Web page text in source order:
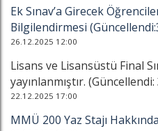
Ek Sınav’a Girecek
Bilgilendirmesi
26.12.2025 12:00
Lisans ve Lisansüstü Final
yayınlanmıştır.
22.12.2025 17:00
MMÜ 200 Yaz Stajı Hakkında